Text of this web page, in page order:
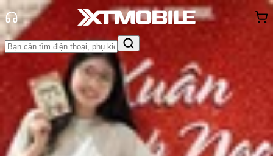
Trang chủ
Tin tức
Tin Mới
Tin MớiĐánh Giá - Trên Tay So SánhTư vấnKhuyến
mãi
Thủ thuậtHỏi đáp App - GameThông báoKhách
hàng - Sự kiện